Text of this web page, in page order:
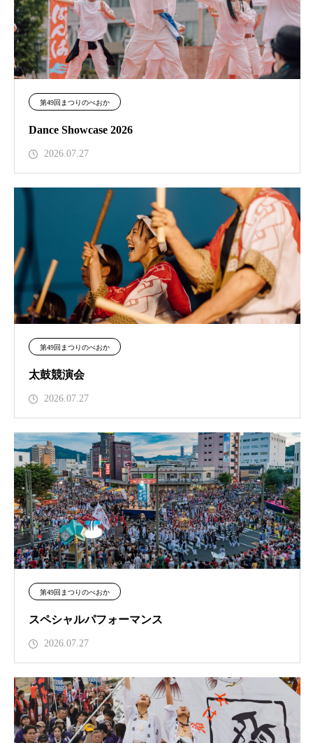
第49回まつりのべおか
Dance Showcase 2026
2026.07.27
第49回まつりのべおか
太鼓競演会
2026.07.27
第49回まつりのべおか
スペシャルパフォーマンス
2026.07.27